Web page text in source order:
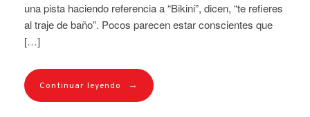
una pista haciendo referencia a “Bikini”, dicen, “te refieres
al traje de baño”. Pocos parecen estar conscientes que
[…]
Continuar leyendo →